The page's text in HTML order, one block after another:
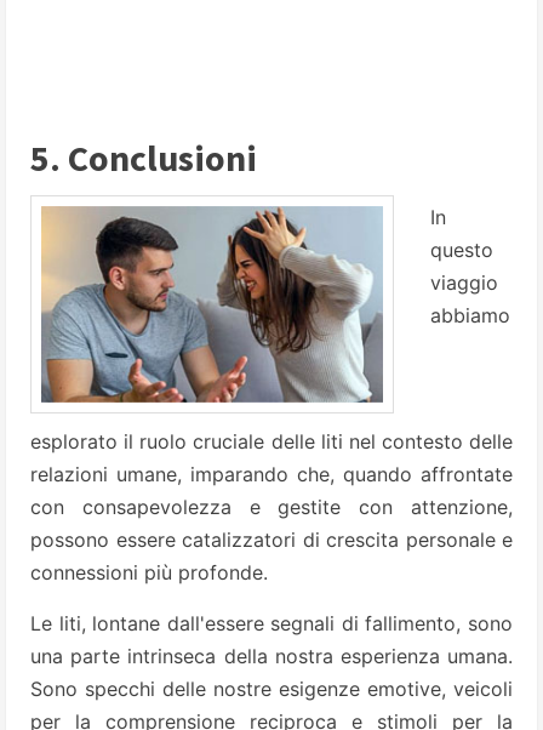
5. Conclusioni
In
questo
viaggio
abbiamo
esplorato il ruolo cruciale delle liti nel contesto delle
relazioni umane, imparando che, quando affrontate
con consapevolezza e gestite con attenzione,
possono essere catalizzatori di crescita personale e
connessioni più profonde.
Le liti, lontane dall'essere segnali di fallimento, sono
una parte intrinseca della nostra esperienza umana.
Sono specchi delle nostre esigenze emotive, veicoli
per la comprensione reciproca e stimoli per la